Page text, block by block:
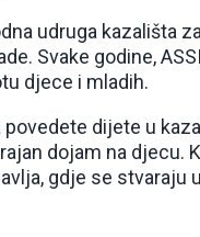
udruga kazališta
Svake godine,
djece i mladih.
dijete u
dojam na djecu.
gdje se